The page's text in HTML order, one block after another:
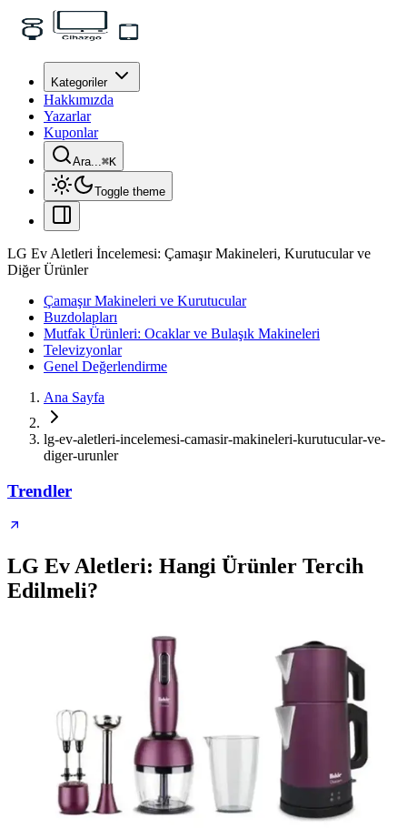
Kategoriler
Hakkımızda
Yazarlar
Kuponlar
Ara...⌘K
Toggle theme
LG Ev Aletleri İncelemesi: Çamaşır Makineleri, Kurutucular ve
Diğer Ürünler
Çamaşır Makineleri ve Kurutucular
Buzdolapları
Mutfak Ürünleri: Ocaklar ve Bulaşık Makineleri
Televizyonlar
Genel Değerlendirme
Ana Sayfa
lg-ev-aletleri-incelemesi-camasir-makineleri-kurutucular-ve-
diger-urunler
Trendler
LG Ev Aletleri: Hangi Ürünler Tercih
Edilmeli?